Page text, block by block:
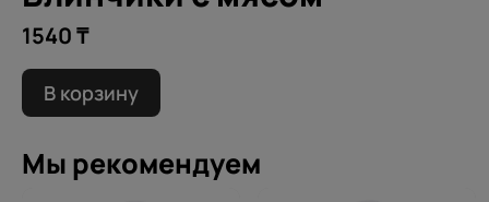
1540 ₸
В корзину
Мы рекомендуем